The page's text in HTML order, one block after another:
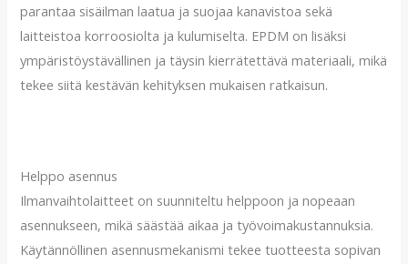
parantaa sisäilman laatua ja suojaa kanavistoa sekä
laitteistoa korroosiolta ja kulumiselta. EPDM on lisäksi
ympäristöystävällinen ja täysin kierrätettävä materiaali, mikä
tekee siitä kestävän kehityksen mukaisen ratkaisun.
Helppo asennus
Ilmanvaihtolaitteet on suunniteltu helppoon ja nopeaan
asennukseen, mikä säästää aikaa ja työvoimakustannuksia.
Käytännöllinen asennusmekanismi tekee tuotteesta sopivan